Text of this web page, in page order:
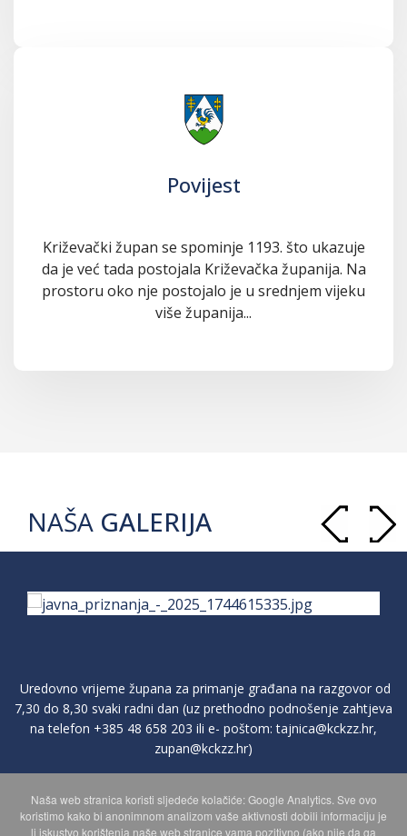
Povijest
Križevački župan se spominje 1193. što ukazuje
da je već tada postojala Križevačka županija. Na
prostoru oko nje postojalo je u srednjem vijeku
više županija...
NAŠA GALERIJA
Uredovno vrijeme župana za primanje građana na razgovor od
7,30 do 8,30 svaki radni dan (uz prethodno podnošenje zahtjeva
na telefon +385 48 658 203 ili e- poštom:tajnica@kckzz.hr,
zupan@kckzz.hr)
POLITIKA ZAŠTITE PRIVATNOSTI OSOBNIH PODATAKA
Naša web stranica koristi sljedeće kolačiće: Google Analytics. Sve ovo
koristimo kako bi anonimnom analizom vaše aktivnosti dobili informaciju je
li iskustvo korištenja naše web stranice vama pozitivno (ako nije da ga